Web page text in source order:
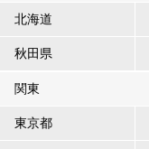
北海道
秋田県
関東
東京都